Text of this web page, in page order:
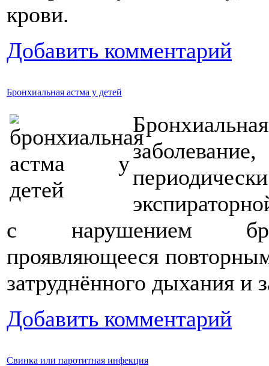
крови.
Добавить комментарий
Бронхиальная астма у детей
с нарушением
проявляющееся
затруднённого дыхания и
Добавить комментарий
Свинка или паротитная инфекция